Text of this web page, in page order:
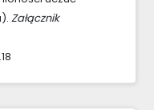
Załącznik